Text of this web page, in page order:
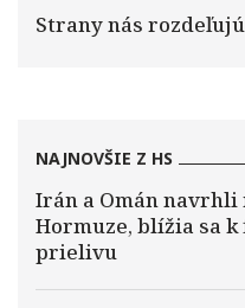
Strany nás rozdeľujú
NAJNOVŠIE Z HS
Irán a Omán
Hormuze, blížia sa
prielivu